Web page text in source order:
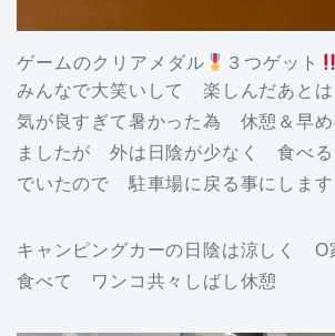
ゲームのクリアメダル
３つゲット
みんなで大笑いして 楽しんだあと
気が良すぎて暑かった為 休憩＆早め
ましたが 外は日陰が少なく 食べる
でいたので 駐車場に戻る事にします
キャンピングカーの日陰は涼しく O
食べて ワンコ共々しばし休憩